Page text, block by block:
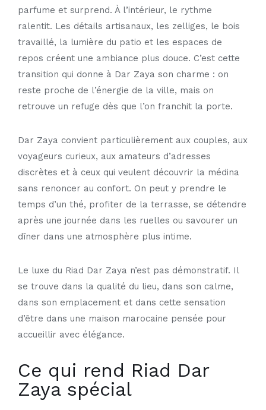
parfume et surprend. À l’intérieur, le rythme
ralentit. Les détails artisanaux, les zelliges, le bois
travaillé, la lumière du patio et les espaces de
repos créent une ambiance plus douce. C’est cette
transition qui donne à Dar Zaya son charme : on
reste proche de l’énergie de la ville, mais on
retrouve un refuge dès que l’on franchit la porte.
Dar Zaya convient particulièrement aux couples, aux
voyageurs curieux, aux amateurs d’adresses
discrètes et à ceux qui veulent découvrir la médina
sans renoncer au confort. On peut y prendre le
temps d’un thé, profiter de la terrasse, se détendre
après une journée dans les ruelles ou savourer un
dîner dans une atmosphère plus intime.
Le luxe du Riad Dar Zaya n’est pas démonstratif. Il
se trouve dans la qualité du lieu, dans son calme,
dans son emplacement et dans cette sensation
d’être dans une maison marocaine pensée pour
accueillir avec élégance.
Ce qui rend Riad Dar
Zaya spécial